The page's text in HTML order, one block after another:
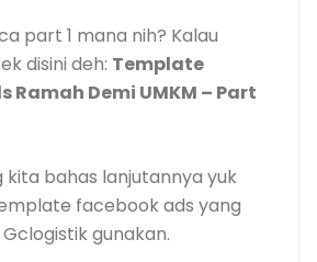
part 1 mana nih? Kalau
disini deh: Template
Ramah Demi UMKM – Part
kita bahas lanjutannya yuk
facebook ads yang
gunakan.